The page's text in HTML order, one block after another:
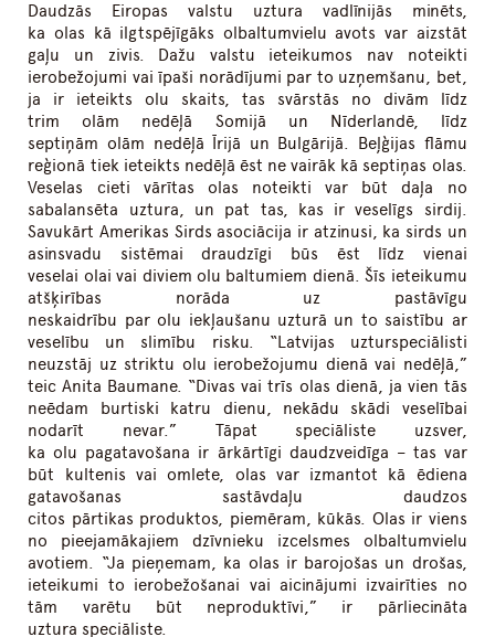
Daudzās Eiropas valstu uztura vadlīnijās minēts,
ka olas kā ilgtspējīgāks olbaltumvielu avots var aizstāt
gaļu un zivis. Dažu valstu ieteikumos nav noteikti
ierobežojumi vai īpaši norādījumi par to uzņemšanu, bet,
ja ir ieteikts olu skaits, tas svārstās no divām līdz
trim olām nedēļā Somijā un Nīderlandē, līdz
septiņām olām nedēļā Īrijā un Bulgārijā. Beļģijas flāmu
reģionā tiek ieteikts nedēļā ēst ne vairāk kā septiņas olas.
Veselas cieti vārītas olas noteikti var būt daļa no
sabalansēta uztura, un pat tas, kas ir veselīgs sirdij.
Savukārt Amerikas Sirds asociācija ir atzinusi, ka sirds un
asinsvadu sistēmai draudzīgi būs ēst līdz vienai
veselai olai vai diviem olu baltumiem dienā. Šīs ieteikumu
atšķirības norāda uz pastāvīgu
neskaidrību par olu iekļaušanu uzturā un to saistību ar
veselību un slimību risku. “Latvijas uzturspeciālisti
neuzstāj uz striktu olu ierobežojumu dienā vai nedēļā,”
teic Anita Baumane. “Divas vai trīs olas dienā, ja vien tās
neēdam burtiski katru dienu, nekādu skādi veselībai
nodarīt nevar.” Tāpat speciāliste uzsver,
ka olu pagatavošana ir ārkārtīgi daudzveidīga – tas var
būt kultenis vai omlete, olas var izmantot kā ēdiena
gatavošanas sastāvdaļu daudzos
citos pārtikas produktos, piemēram, kūkās. Olas ir viens
no pieejamākajiem dzīvnieku izcelsmes olbaltumvielu
avotiem. “Ja pieņemam, ka olas ir barojošas un drošas,
ieteikumi to ierobežošanai vai aicinājumi izvairīties no
tām varētu būt neproduktīvi,” ir pārliecināta
uztura speciāliste.